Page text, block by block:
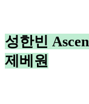
성한빈
제베원